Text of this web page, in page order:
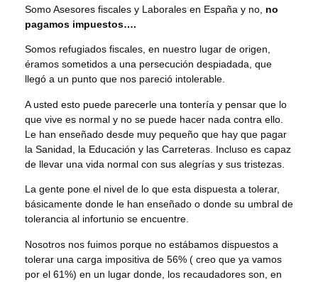
Somo Asesores fiscales y Laborales en España y no, no
pagamos impuestos….
Somos refugiados fiscales, en nuestro lugar de origen,
éramos sometidos a una persecución despiadada, que
llegó a un punto que nos pareció intolerable.
A usted esto puede parecerle una tontería y pensar que lo
que vive es normal y no se puede hacer nada contra ello.
Le han enseñado desde muy pequeño que hay que pagar
la Sanidad, la Educación y las Carreteras. Incluso es capaz
de llevar una vida normal con sus alegrías y sus tristezas.
La gente pone el nivel de lo que esta dispuesta a tolerar,
básicamente donde le han enseñado o donde su umbral de
tolerancia al infortunio se encuentre.
Nosotros nos fuimos porque no estábamos dispuestos a
tolerar una carga impositiva de 56% ( creo que ya vamos
por el 61%) en un lugar donde, los recaudadores son, en